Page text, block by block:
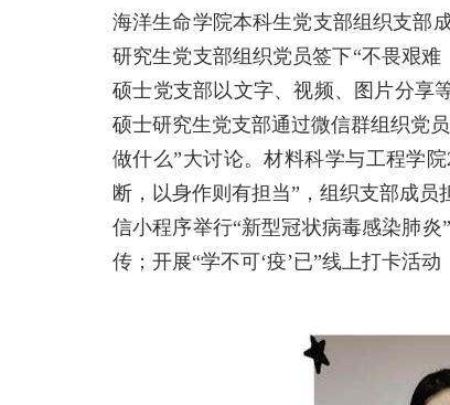
海洋生命学院本科生党支部组织支部
研究生党支部组织党员签下“不畏艰
硕士党支部以文字、视频、图片分享
硕士研究生党支部通过微信群组织党
做什么”大讨论。材料科学与工程学
断，以身作则有担当”，组织支部成
信小程序举行“新型冠状病毒感染肺
传；开展“学不可‘疫’已”线上打卡活